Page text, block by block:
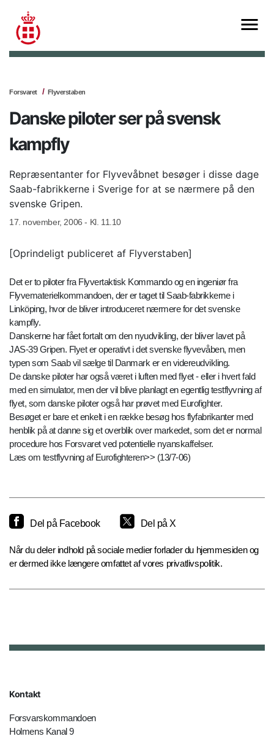
Forsvaret Flyverstaben
Danske piloter ser på svensk
kampfly
Repræsentanter for Flyvevåbnet besøger i disse dage
Saab-fabrikkerne i Sverige for at se nærmere på den
svenske Gripen.
17. november, 2006 - Kl. 11.10
[Oprindeligt publiceret af Flyverstaben]
Det er to piloter fra Flyvertaktisk Kommando og en ingeniør fra
Flyvematerielkommandoen, der er taget til Saab-fabrikkerne i
Linköping, hvor de bliver introduceret nærmere for det svenske
kampfly.
Danskerne har fået fortalt om den nyudvikling, der bliver lavet på
JAS-39 Gripen. Flyet er operativt i det svenske flyvevåben, men
typen som Saab vil sælge til Danmark er en videreudvikling.
De danske piloter har også været i luften med flyet - eller i hvert fald
med en simulator, men der vil blive planlagt en egentlig testflyvning af
flyet, som danske piloter også har prøvet med Eurofighter.
Besøget er bare et enkelt i en række besøg hos flyfabrikanter med
henblik på at danne sig et overblik over markedet, som det er normal
procedure hos Forsvaret ved potentielle nyanskaffelser.
Læs om testflyvning af Eurofighteren>> (13/7-06)
Del på Facebook Del på X
Når du deler indhold på sociale medier forlader du hjemmesiden og
er dermed ikke længere omfattet af vores privatlivspolitik.
Kontakt
Forsvarskommandoen
Holmens Kanal 9